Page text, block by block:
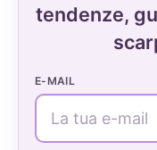
tendenze,
E-MAIL